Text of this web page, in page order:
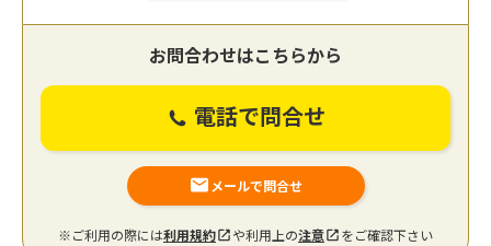
お問合わせはこちらから
電話で問合せ
メールで問合せ
※ご利用の際には利用規約 や利用上の注意 をご確認下さい